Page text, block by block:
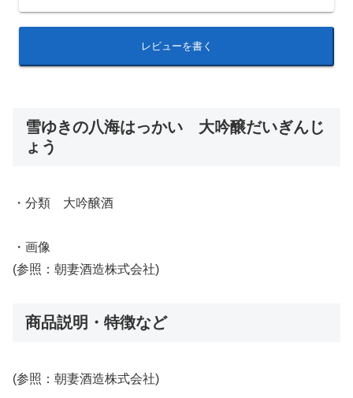
レビューを書く
雪ゆきの八海はっかい 大吟醸だいぎんじ
ょう
・分類 大吟醸酒
・画像
(参照：朝妻酒造株式会社)
商品説明・特徴など
(参照：朝妻酒造株式会社)